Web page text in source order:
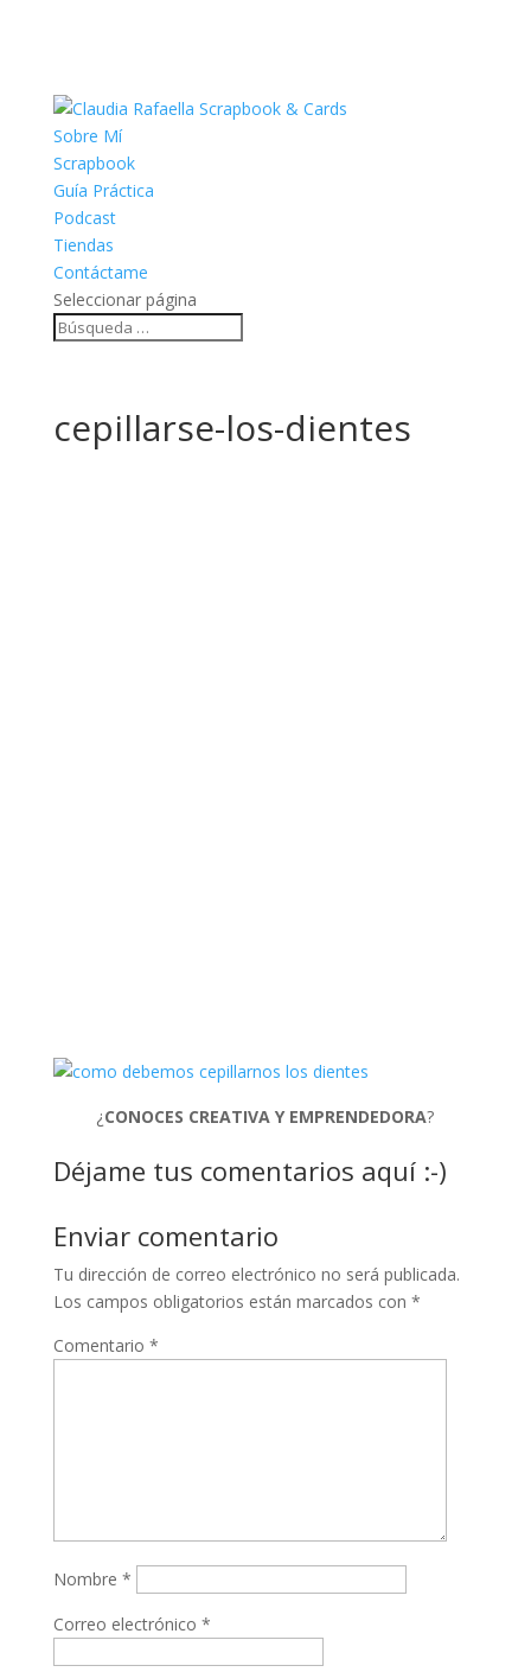
Sobre Mí
Scrapbook
Guía Práctica
Podcast
Tiendas
Contáctame
Seleccionar página
cepillarse-los-dientes
¿CONOCES CREATIVA Y EMPRENDEDORA?
Déjame tus comentarios aquí :-)
Enviar comentario
Tu dirección de correo electrónico no será publicada.
Los campos obligatorios están marcados con *
Comentario *
Nombre *
Correo electrónico *